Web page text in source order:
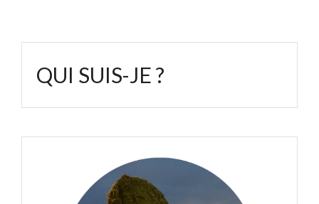
QUI SUIS-JE ?